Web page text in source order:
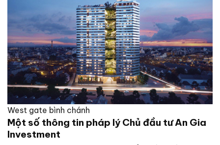
West gate bình chánh
Một số thông tin pháp lý Chủ đầu tư An Gia
Investment